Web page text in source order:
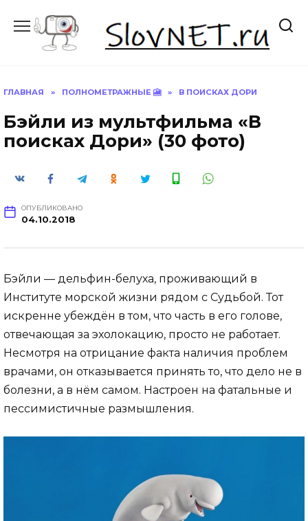
содержанию
ГЛАВНАЯ » ПОЛНОМЕТРАЖНЫЕ 🎦 » В ПОИСКАХ ДОРИ
Бэйли из мультфильма «В
поисках Дори» (30 фото)
ОПУБЛИКОВАНО
04.10.2018
Бэйли — дельфин-белуха, проживающий в
Институте морской жизни рядом с Судьбой. Тот
искренне убеждён в том, что часть в его голове,
отвечающая за эхолокацию, просто не работает.
Несмотря на отрицание факта наличия проблем
врачами, он отказывается принять то, что дело не в
болезни, а в нём самом. Настроен на фатальные и
пессимистичные размышления.